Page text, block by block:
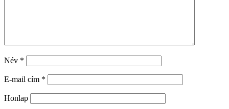
Név *
E-mail cím *
Honlap